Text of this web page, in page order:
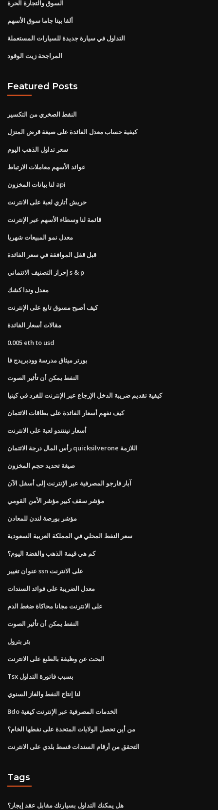
السوق والتجارة الحرة
ألفا بيتا جاما سوق الأسهم
التداول في سيارة جديدة للسيارات المستعملة
المراجحة زيت الوقود
Featured Posts
النفط الصخري من التكسير
كيفية حساب معدل الفائدة على صيغة قرض المنزل
سعر تداول الذهب اليوم
عوائد الأسهم معاملات الارتباط
لنا بيانات المخزون api
حريش أتاري لعبة على الانترنت
قائمة لنا وسطاء الأسهم عبر الإنترنت
معدل نمو المبيعات شهريا
قبل قفل الموافقة في سعر الفائدة
إحراز التصنيف الائتماني s & p
معدل وندا كشك
كيف أصبح مسوق تابع على الإنترنت
مقالات أسعار الفائدة
0.005 eth to usd
بورتر ميثاق مدرسة وودبريدج فا
النفط يمكن أن تأثير الصوت
كيفية تقديم ضريبة الدخل الإرجاع عبر الإنترنت للفرد في كينيا
كيف نفهم أسعار الفائدة على بطاقات الائتمان
أسعار نينتندو لعبة على الانترنت
رأس المال درجة الائتمان quicksilverone اللازمة
صيغة تحديد حجم المخزون
آبار فارجو المصرفية عبر الإنترنت إلى أسفل الآن
مؤشر سقف كبير مؤشر الأمن القومي
مؤشر بورصة لندن للمعادن
سعر النفط المحلي في المملكة العربية السعودية
كم هي قيمة الذهب والفضة اليوم؟
عنوان تغيير ssn على الانترنت
معدل الضريبة على فوائد السندات
على الانترنت مجانا محاكاة ضغط الدم
النفط يمكن أن تأثير الصوت
بئر بترول
البحث عن وظيفة بالطبع على الانترنت
Tsx بسبب فاتورة التداول
لنا إنتاج النفط والغاز السنوي
Bdo الخدمات المصرفية عبر الإنترنت كيفية
من أين تحصل الولايات المتحدة على نفطها الخام؟
التحقق من أرقام السندات قسط بلدي على الانترنت
Tags
هل يمكنك التداول بسيارتك مقابل عقد إيجار؟